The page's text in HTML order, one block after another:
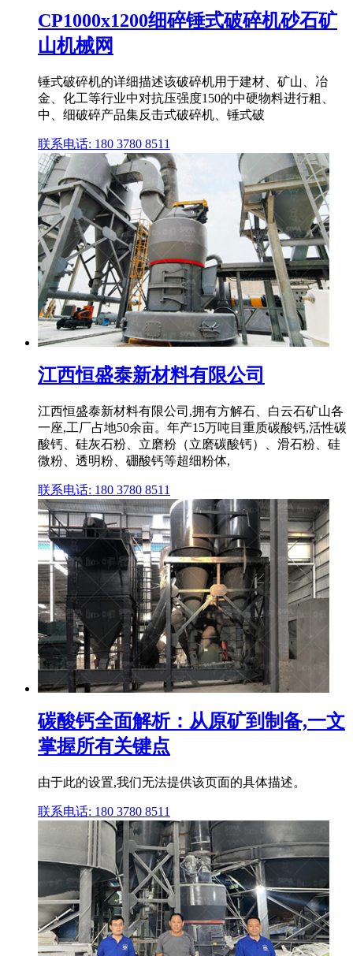
CP1000x1200细碎锤式破碎机砂石矿
山机械网
锤式破碎机的详细描述该破碎机用于建材、矿山、冶
金、化工等行业中对抗压强度150的中硬物料进行粗、
中、细破碎产品集反击式破碎机、锤式破
联系电话: 180 3780 8511
江西恒盛泰新材料有限公司
江西恒盛泰新材料有限公司,拥有方解石、白云石矿山各
一座,工厂占地50余亩。年产15万吨目重质碳酸钙,活性碳
酸钙、硅灰石粉、立磨粉（立磨碳酸钙）、滑石粉、硅
微粉、透明粉、硼酸钙等超细粉体,
联系电话: 180 3780 8511
碳酸钙全面解析：从原矿到制备,一文
掌握所有关键点
由于此的设置,我们无法提供该页面的具体描述。
联系电话: 180 3780 8511